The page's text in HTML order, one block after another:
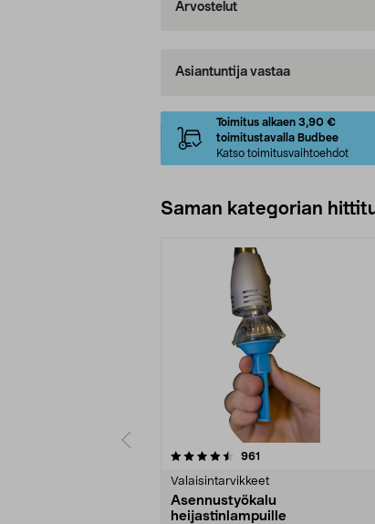
Arvostelut
Asiantuntija vastaa
Toimitus alkaen 3,90 €
toimitustavalla Budbee
Katso toimitusvaihtoehdot
Saman kategorian
961
Valaisintarvikkeet
Asennustyökalu
heijastinlampuille
4.0 viidestä